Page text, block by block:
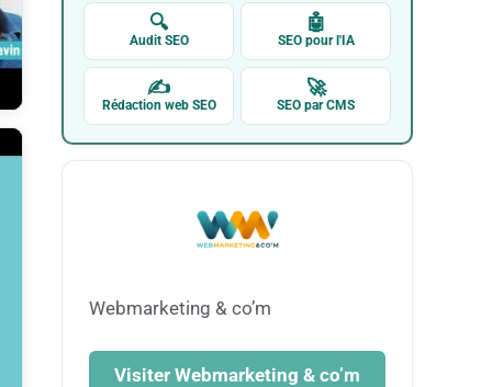
🔍
Audit SEO
🤖
SEO pour l'IA
✍
Rédaction web SEO
🚀
SEO par CMS
Webmarketing & co’m
Visiter Webmarketing & co’m